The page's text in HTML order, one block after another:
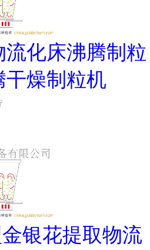
化床沸腾制粒
燥制粒机
银花提取物流